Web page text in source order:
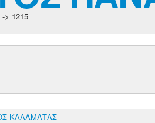
-> 1215
ΚΑΛΑΜΑΤΑΣ